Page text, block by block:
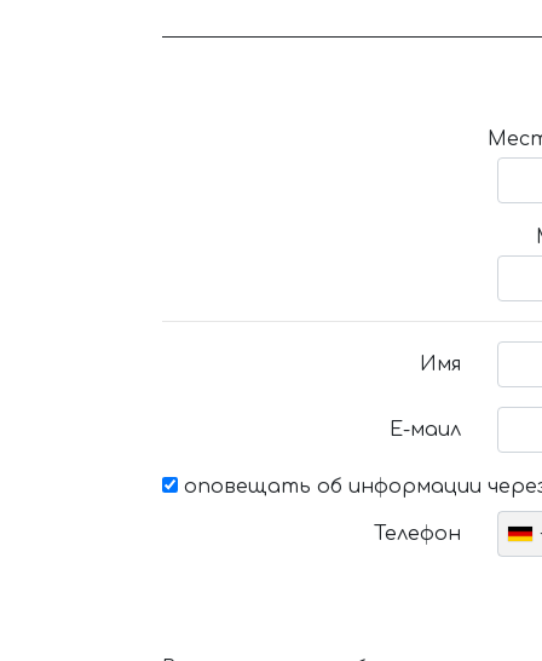
Имя
Е-маил
оповещать об информации
Телефон